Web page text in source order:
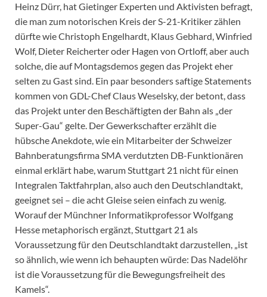
Heinz Dürr, hat Gietinger Experten und Aktivisten befragt,
die man zum notorischen Kreis der S-21-Kritiker zählen
dürfte wie Christoph Engelhardt, Klaus Gebhard, Winfried
Wolf, Dieter Reicherter oder Hagen von Ortloff, aber auch
solche, die auf Montagsdemos gegen das Projekt eher
selten zu Gast sind. Ein paar besonders saftige Statements
kommen von GDL-Chef Claus Weselsky, der betont, dass
das Projekt unter den Beschäftigten der Bahn als „der
Super-Gau“ gelte. Der Gewerkschafter erzählt die
hübsche Anekdote, wie ein Mitarbeiter der Schweizer
Bahnberatungsfirma SMA verdutzten DB-Funktionären
einmal erklärt habe, warum Stuttgart 21 nicht für einen
Integralen Taktfahrplan, also auch den Deutschlandtakt,
geeignet sei – die acht Gleise seien einfach zu wenig.
Worauf der Münchner Informatikprofessor Wolfgang
Hesse metaphorisch ergänzt, Stuttgart 21 als
Voraussetzung für den Deutschlandtakt darzustellen, „ist
so ähnlich, wie wenn ich behaupten würde: Das Nadelöhr
ist die Voraussetzung für die Bewegungsfreiheit des
Kamels“.